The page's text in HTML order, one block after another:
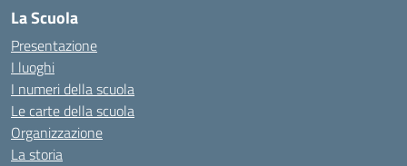
La Scuola
Presentazione
I luoghi
I numeri della scuola
Le carte della scuola
Organizzazione
La storia